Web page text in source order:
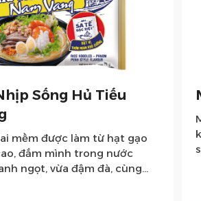
Sống Hủ Tiếu
mềm được làm từ hạt gạo
đắm mình trong nước
ngọt, vừa đậm đà, cùng